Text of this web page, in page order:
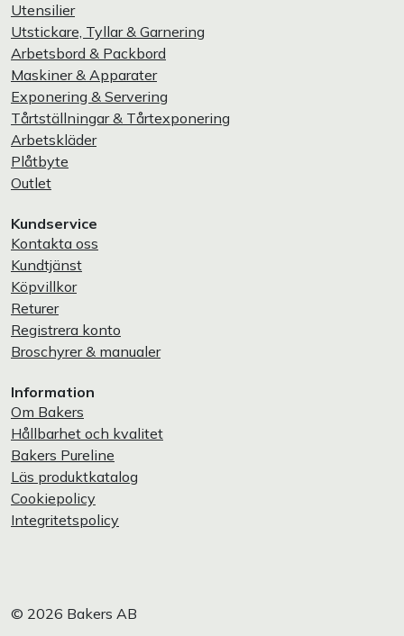
Utensilier
Utstickare, Tyllar & Garnering
Arbetsbord & Packbord
Maskiner & Apparater
Exponering & Servering
Tårtställningar & Tårtexponering
Arbetskläder
Plåtbyte
Outlet
Kundservice
Kontakta oss
Kundtjänst
Köpvillkor
Returer
Registrera konto
Broschyrer & manualer
Information
Om Bakers
Hållbarhet och kvalitet
Bakers Pureline
Läs produktkatalog
Cookiepolicy
Integritetspolicy
© 2026 Bakers AB